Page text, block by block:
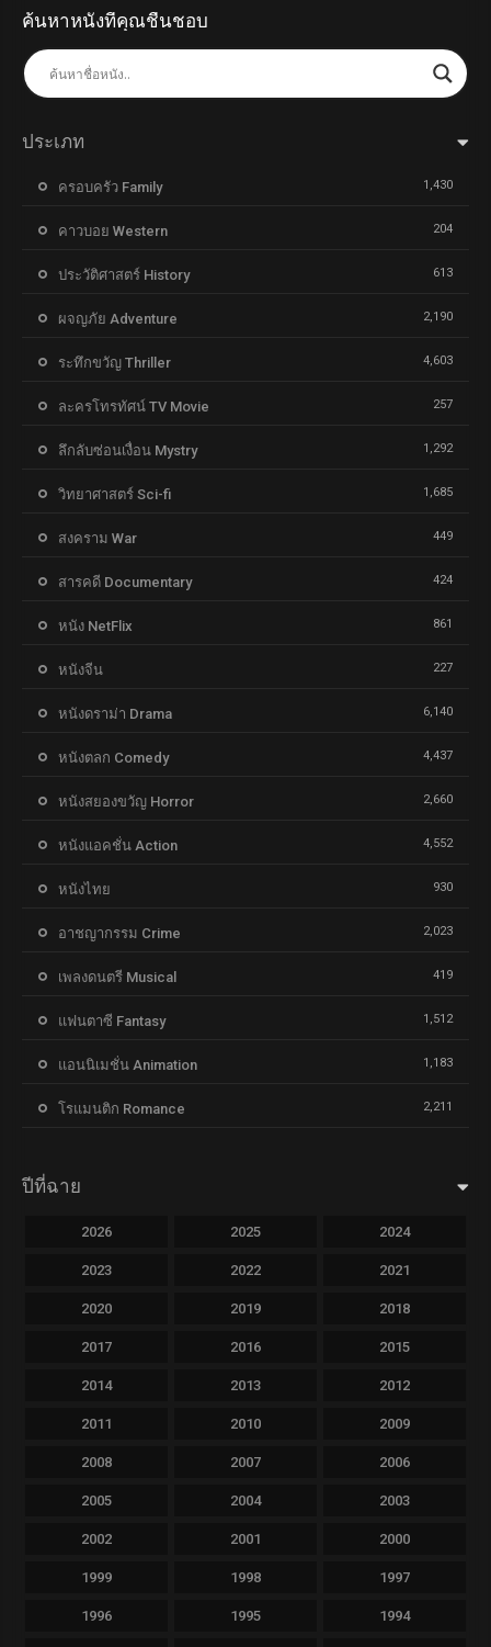
ค้นหาหนังที่คุณชื่นชอบ
ประเภท
ครอบครัว Family 1,430
คาวบอย Western 204
ประวัติศาสตร์ History 613
ผจญภัย Adventure 2,190
ระทึกขวัญ Thriller 4,603
ละครโทรทัศน์ TV Movie 257
ลึกลับซ่อนเงื่อน Mystry 1,292
วิทยาศาสตร์ Sci-fi 1,685
สงคราม War 449
สารคดี Documentary 424
หนัง NetFlix 861
หนังจีน 227
หนังดราม่า Drama 6,140
หนังตลก Comedy 4,437
หนังสยองขวัญ Horror 2,660
หนังแอคชั่น Action 4,552
หนังไทย 930
อาชญากรรม Crime 2,023
เพลงดนตรี Musical 419
แฟนตาซี Fantasy 1,512
แอนนิเมชั่น Animation 1,183
โรแมนติก Romance 2,211
ปีที่ฉาย
2026 2025 2024
2023 2022 2021
2020 2019 2018
2017 2016 2015
2014 2013 2012
2011 2010 2009
2008 2007 2006
2005 2004 2003
2002 2001 2000
1999 1998 1997
1996 1995 1994